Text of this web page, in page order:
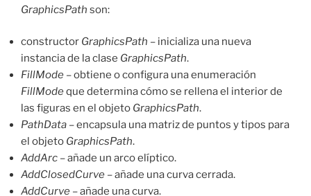
GraphicsPath son:
constructor GraphicsPath – inicializa una nueva
instancia de la clase GraphicsPath.
FillMode – obtiene o configura una enumeración
FillModeque determina cómo se rellena el interior de
las figuras en el objeto GraphicsPath.
PathData – encapsula una matriz de puntos y tipos para
el objeto GraphicsPath.
AddArc – añade un arco elíptico.
AddClosedCurve – añade una curva cerrada.
AddCurve – añade una curva.